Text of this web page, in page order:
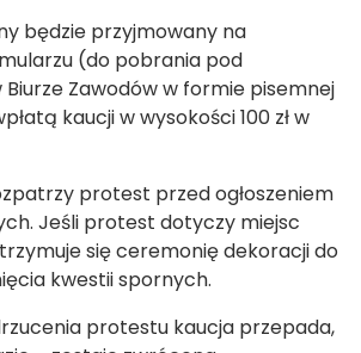
będzie przyjmowany na
(do pobrania pod
Zawodów w formie pisemnej
kaucji w wysokości 100 zł w
protest przed ogłoszeniem
Jeśli protest dotyczy miejsc
się ceremonię dekoracji do
kwestii spornych.
protestu kaucja przepada,